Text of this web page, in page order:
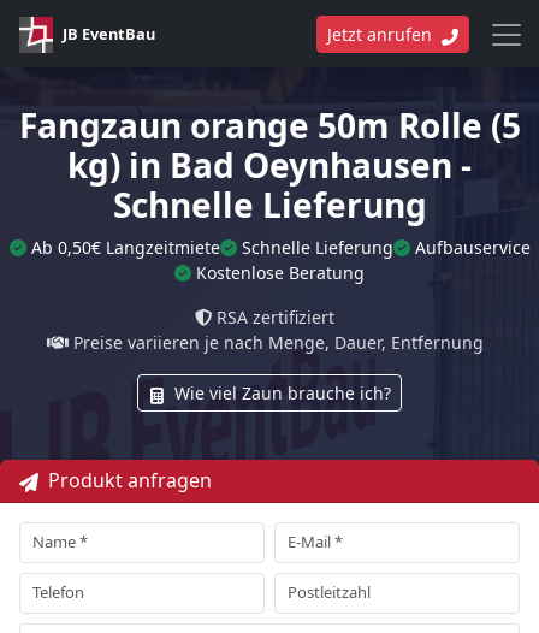
JB EventBau Jetzt anrufen
Fangzaun orange 50m Rolle (5
kg) in Bad Oeynhausen -
Schnelle Lieferung
Ab 0,50€ Langzeitmiete Schnelle Lieferung
Aufbauservice
Kostenlose Beratung
RSA zertifiziert
Preise variieren je nach Menge, Dauer, Entfernung
Wie viel Zaun brauche ich?
Produkt anfragen